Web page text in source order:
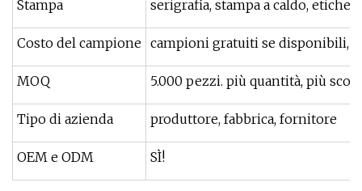
Stampa serigrafia, stampa a caldo,
Costo del campione campioni gratuiti se disponibili,
MOQ 5.000 pezzi. più quantità, più
Tipo di azienda produttore, fabbrica, fornitore
OEM e ODM SÌ!